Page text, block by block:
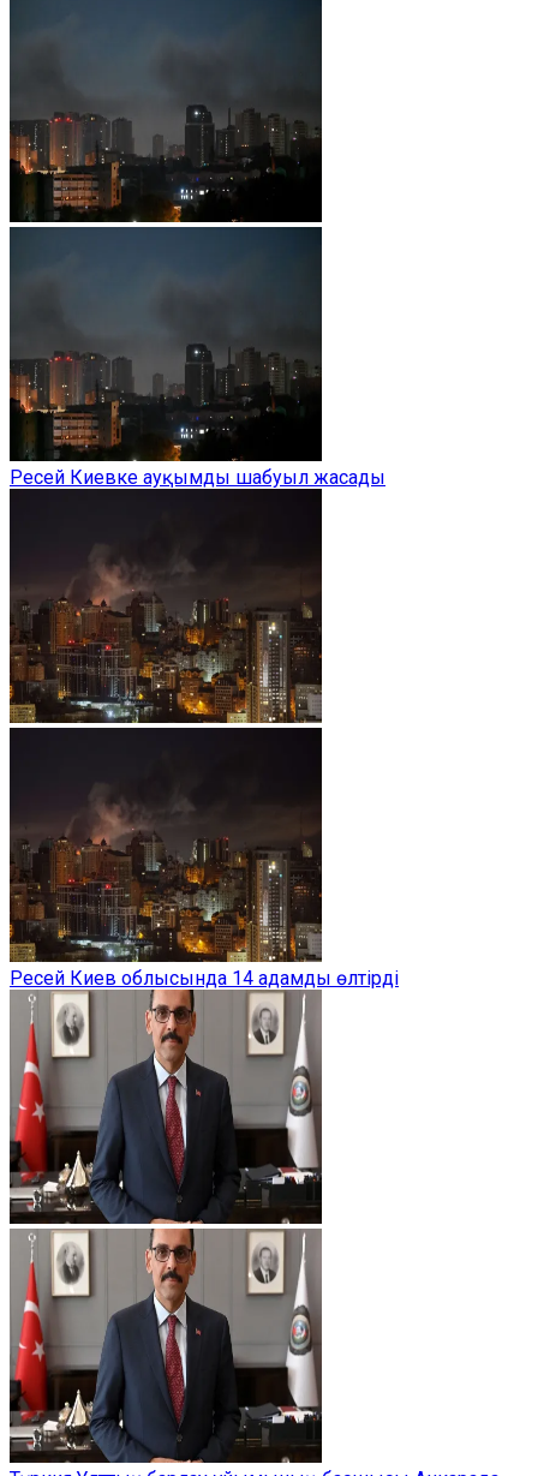
Ресей Киевке ауқымды шабуыл жасады
Ресей Киев облысында 14 адамды өлтірді